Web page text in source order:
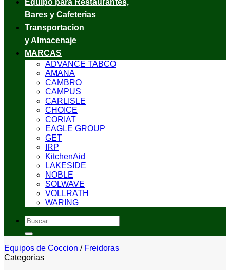
Equipo para Restaurantes,
Bares y Cafeterias
Transportacion
y Almacenaje
MARCAS
ADVANCE TABCO
AMANA
CAMBRO
CAMPUS
CARLISLE
CHOICE
CORIAT
EAGLE GROUP
GET
IRP
KitchenAid
LAKESIDE
NOBLE
SOLWAVE
VOLLRATH
WARING
Buscar
por:
Equipos de Coccion / Freidoras
Categorias